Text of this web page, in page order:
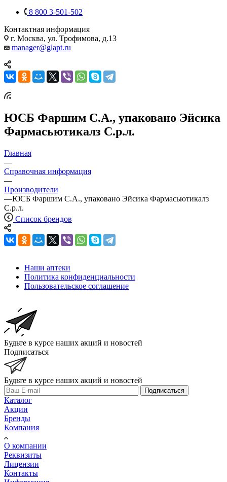
8 800 3-501-502
Контактная информация
г. Москва, ул. Трофимова, д.13
manager@glapt.ru
ЮСБ Фаршим С.А., упаковано Эйсика
Фармасьютикалз С.р.л.
Главная
—
Справочная информация
—
Производители
—ЮСБ Фаршим С.А., упаковано Эйсика Фармасьютикалз
С.р.л.
Список брендов
Наши аптеки
Политика конфиденциальности
Пользовательское соглашение
Будьте в курсе наших акций и новостей
Подписаться
Будьте в курсе наших акций и новостей
Подписаться
Каталог
Акции
Бренды
Компания
О компании
Реквизиты
Лицензии
Контакты